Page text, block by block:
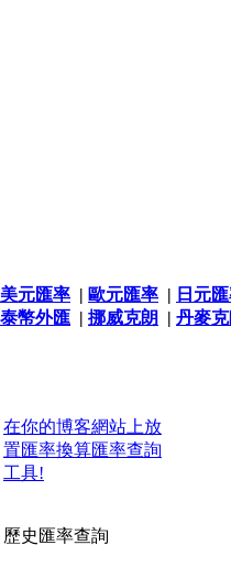
美元匯率 | 歐元匯率 | 日元
泰幣外匯 | 挪威克朗 | 丹麥克
在你的博客網站上放
置匯率換算匯率查詢
工具!
歷史匯率查詢